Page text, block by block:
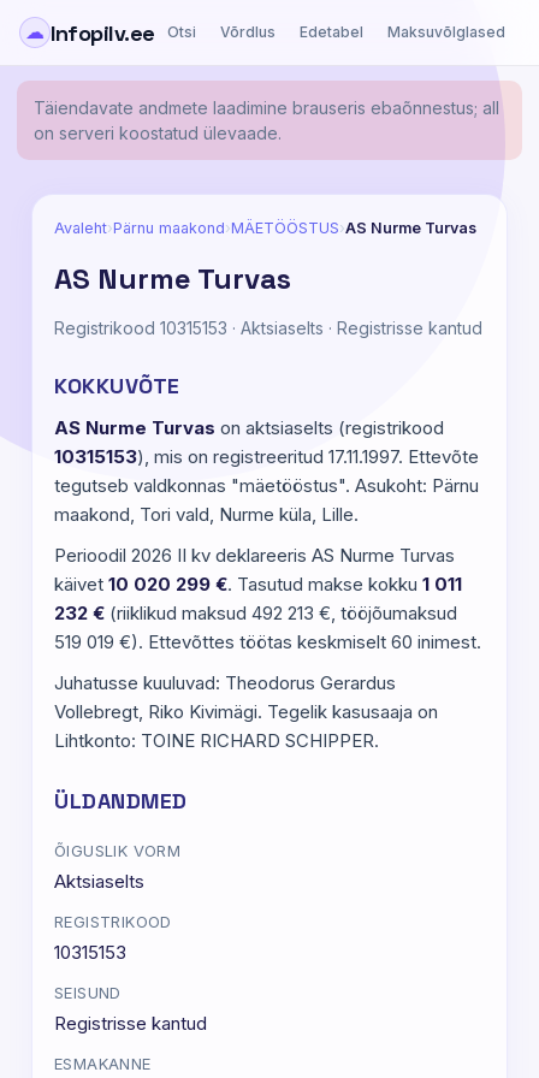
☁ Infopilv.ee Otsi Võrdlus Edetabel Maksuvõlglased
Täiendavate andmete laadimine brauseris ebaõnnestus; all
on serveri koostatud ülevaade.
Avaleht›Pärnu maakond›MÄETÖÖSTUS›AS Nurme Turvas
AS Nurme Turvas
Registrikood 10315153 · Aktsiaselts · Registrisse kantud
KOKKUVÕTE
AS Nurme Turvas on aktsiaselts (registrikood
10315153), mis on registreeritud 17.11.1997. Ettevõte
tegutseb valdkonnas "mäetööstus". Asukoht: Pärnu
maakond, Tori vald, Nurme küla, Lille.
Perioodil 2026 II kv deklareeris AS Nurme Turvas
käivet 10 020 299 €. Tasutud makse kokku 1 011
232 € (riiklikud maksud 492 213 €, tööjõumaksud
519 019 €). Ettevõttes töötas keskmiselt 60 inimest.
Juhatusse kuuluvad: Theodorus Gerardus
Vollebregt, Riko Kivimägi. Tegelik kasusaaja on
Lihtkonto: TOINE RICHARD SCHIPPER.
ÜLDANDMED
ÕIGUSLIK VORM
Aktsiaselts
REGISTRIKOOD
10315153
SEISUND
Registrisse kantud
ESMAKANNE